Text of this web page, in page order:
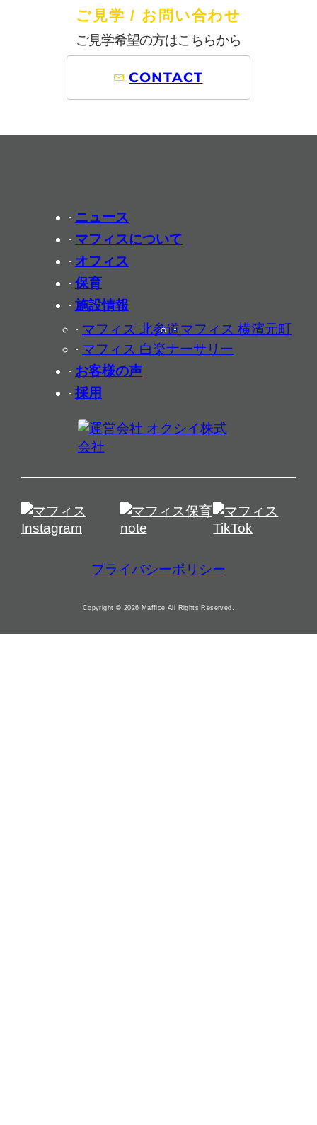
ご見学 / お問い合わせ
ご見学希望の方はこちらから
CONTACT
ニュース
マフィスについて
オフィス
保育
施設情報
マフィス 北参道マフィス 横濱元町
マフィス 白楽ナーサリー
お客様の声
採用
プライバシーポリシー
Copyright © 2026 Maffice All Rights Reserved.